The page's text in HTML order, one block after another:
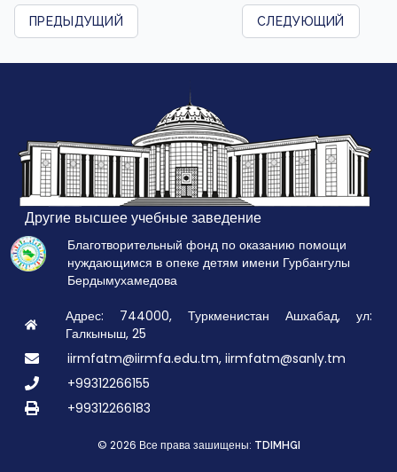
ПРЕДЫДУЩИЙ СЛЕДУЮЩИЙ
Другие высшее учебные заведение
Благотворительный фонд по оказанию помощи
нуждающимся в опеке детям имени Гурбангулы
Бердымухамедова
Адрес: 744000, Туркменистан Ашхабад, ул:
Галкыныш, 25
iirmfatm@iirmfa.edu.tm, iirmfatm@sanly.tm
+99312266155
+99312266183
© 2026 Все права зашищены: TDIMHGI